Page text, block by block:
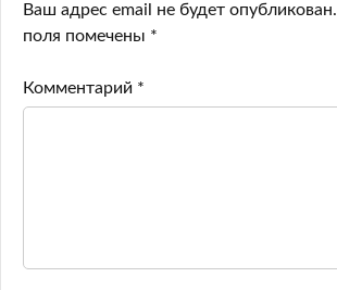
Ваш адрес email не будет опубликован.
поля помечены *
Комментарий *